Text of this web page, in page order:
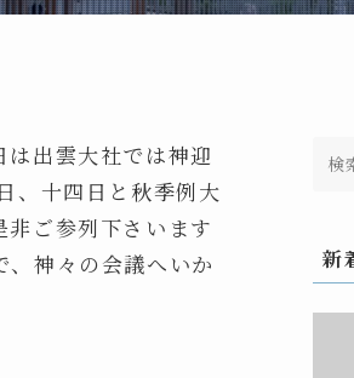
出雲大社では神迎
、十四日と秋季例大
ご参列下さいます
神々の会議へいか
新